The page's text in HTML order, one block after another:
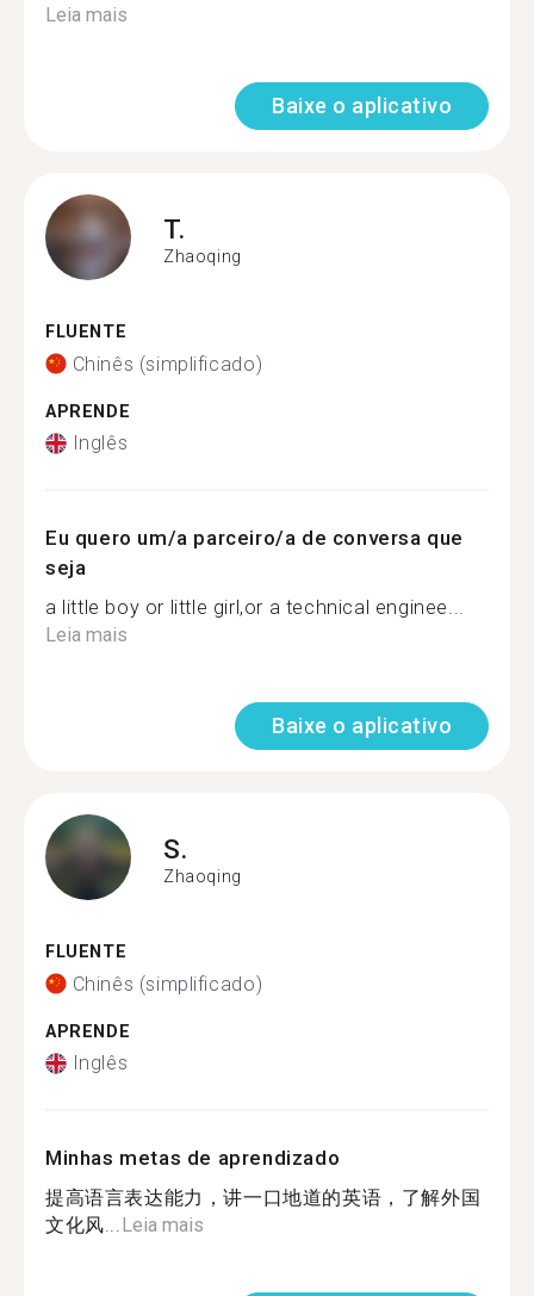
Leia mais
Baixe o aplicativo
T.
Zhaoqing
FLUENTE
Chinês (simplificado)
APRENDE
Inglês
Eu quero um/a parceiro/a de conversa que
seja
a little boy or little girl,or a technical enginee...
Leia mais
Baixe o aplicativo
S.
Zhaoqing
FLUENTE
Chinês (simplificado)
APRENDE
Inglês
Minhas metas de aprendizado
提高语言表达能力，讲一口地道的英语，了解外国
文化风...Leia mais